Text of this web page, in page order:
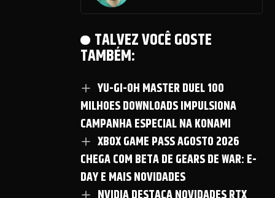
TALVEZ VOCÊ GOSTE
TAMBÉM:
YU-GI-OH MASTER DUEL 100
MILHOES DOWNLOADS IMPULSIONA
CAMPANHA ESPECIAL NA KONAMI
XBOX GAME PASS AGOSTO 2026
CHEGA COM BETA DE GEARS DE WAR: E-
DAY E MAIS NOVIDADES